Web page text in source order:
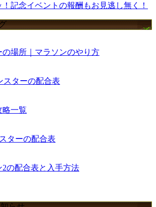
記念イベントの報酬もお見逃し無く！
の場所｜マラソンのやり方
スターの配合表
略一覧
ターの配合表
2の配合表と入手方法